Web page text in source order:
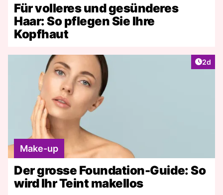
Für volleres und gesünderes
Haar: So pflegen Sie Ihre
Kopfhaut
2d
Make-up
Der grosse Foundation-Guide: So
wird Ihr Teint makellos